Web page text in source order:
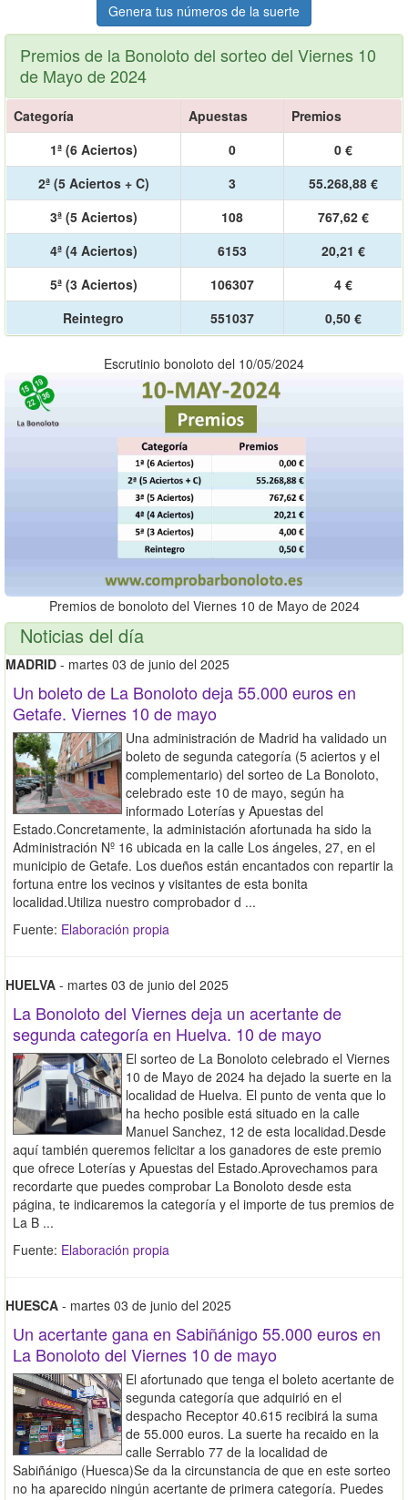
Genera tus números de la suerte
Premios de la Bonoloto del sorteo del Viernes 10
de Mayo de 2024
Categoría Apuestas
Premios
1ª (6 Aciertos)
0
0 €
2ª (5 Aciertos + C)
3
55.268,88 €
3ª (5 Aciertos)
108
767,62 €
4ª (4 Aciertos)
6153
20,21 €
5ª (3 Aciertos)
106307
4 €
Reintegro
551037 0,50 €
Escrutinio bonoloto del 10/05/2024
Premios de bonoloto del Viernes 10 de Mayo de 2024
Noticias del día
MADRID - martes 03 de junio del 2025
Un boleto de La Bonoloto deja 55.000 euros en
Getafe. Viernes 10 de mayo
Una administración de Madrid ha validado un
boleto de segunda categoría (5 aciertos y el
complementario) del sorteo de La Bonoloto,
celebrado este 10 de mayo, según ha
informado Loterías y Apuestas del
Estado.Concretamente, la administación afortunada ha sido la
Administración Nº 16 ubicada en la calle Los ángeles, 27, en el
municipio de Getafe. Los dueños están encantados con repartir la
fortuna entre los vecinos y visitantes de esta bonita
localidad.Utiliza nuestro comprobador d ...
Fuente: Elaboración propia
HUELVA - martes 03 de junio del 2025
La Bonoloto del Viernes deja un acertante de
segunda categoría en Huelva. 10 de mayo
El sorteo de La Bonoloto celebrado el Viernes
10 de Mayo de 2024 ha dejado la suerte en la
localidad de Huelva. El punto de venta que lo
ha hecho posible está situado en la calle
Manuel Sanchez, 12 de esta localidad.Desde
aquí también queremos felicitar a los ganadores de este premio
que ofrece Loterías y Apuestas del Estado.Aprovechamos para
recordarte que puedes comprobar La Bonoloto desde esta
página, te indicaremos la categoría y el importe de tus premios de
La B ...
Fuente: Elaboración propia
HUESCA - martes 03 de junio del 2025
Un acertante gana en Sabiñánigo 55.000 euros en
La Bonoloto del Viernes 10 de mayo
El afortunado que tenga el boleto acertante de
segunda categoría que adquirió en el
despacho Receptor 40.615 recibirá la suma
de 55.000 euros. La suerte ha recaido en la
calle Serrablo 77 de la localidad de
Sabiñánigo (Huesca)Se da la circunstancia de que en este sorteo
no ha aparecido ningún acertante de primera categoría. Puedes